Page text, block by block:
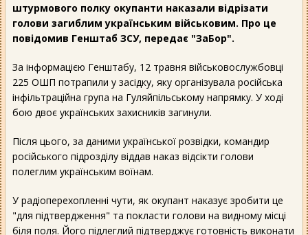
штурмового полку окупанти наказали відрізати
голови загиблим українським військовим. Про це
повідомив Генштаб ЗСУ, передає "ЗаБор".
За інформацією Генштабу, 12 травня військовослужбовці
225 ОШП потрапили у засідку, яку організувала російська
інфільтраційна група на Гуляйпільському напрямку. У ході
бою двоє українських захисників загинули.
Після цього, за даними української розвідки, командир
російського підрозділу віддав наказ відсікти голови
полеглим українським воїнам.
У радіоперехопленні чути, як окупант наказує зробити це
"для підтвердження" та покласти голови на видному місці
біля поля. Його підлеглий підтверджує готовність виконати